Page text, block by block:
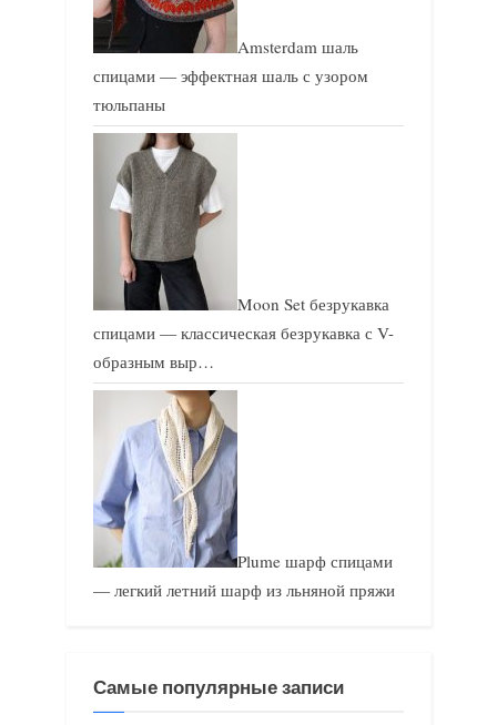
Amsterdam шаль
спицами — эффектная шаль с узором
тюльпаны
Moon Set безрукавка
спицами — классическая безрукавка с V-
образным выр…
Plume шарф спицами
— легкий летний шарф из льняной пряжи
Самые популярные записи